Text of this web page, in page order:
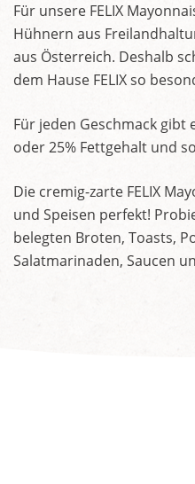
Für unsere FELIX
Hühnern aus
aus Österreich. Deshalb
dem Hause FELIX so
Für jeden Geschmack gibt
oder 25% Fettgehalt und
Die cremig-zarte FELIX
und Speisen perfekt!
belegten Broten, Toasts,
Salatmarinaden, Saucen